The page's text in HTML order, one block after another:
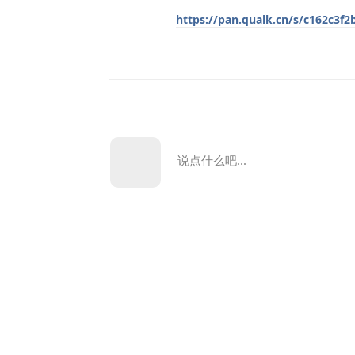
https://pan.qualk.cn/s/
说点什么吧...